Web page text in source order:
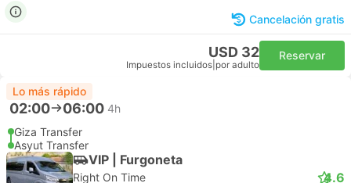
Cancelación gratis
USD 32
Impuestos incluidos por adulto
Reservar
Lo más rápido
02:00 06:00 4h
Giza Transfer
Asyut Transfer
VIP | Furgoneta
Right On Time 4.6